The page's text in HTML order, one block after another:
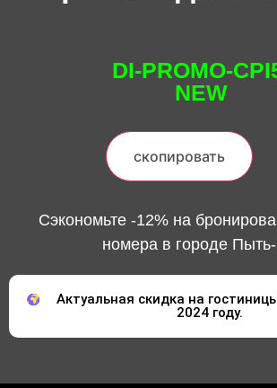
DI-PROMO-
NEW
скопировать
Сэкономьте -12% на
номера в городе
Актуальная скидка на
2024 году.